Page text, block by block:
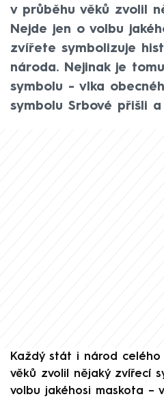
v průběhu věků zvolil
Nejde jen o volbu
zvířete symbolizuje
národa. Nejinak je
symbolu - vlka
symbolu Srbové přišli
Každý stát i národ
věků zvolil nějaký zvířecí
volbu jakéhosi maskota –